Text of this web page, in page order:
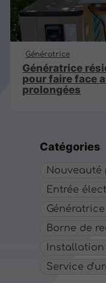
Catégories
Nouveauté
Entrée
Génératrice
Borne de
Service
Génératrice
Génératrice
pour faire face
prolongées